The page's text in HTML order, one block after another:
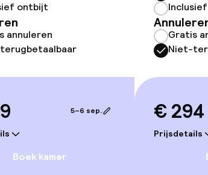
& wellness
buitenzwembad
ontbijt
annuleren
5–6 sep.
Boek kamer
Gratis
Niet-
€ 294
Prijsdetails